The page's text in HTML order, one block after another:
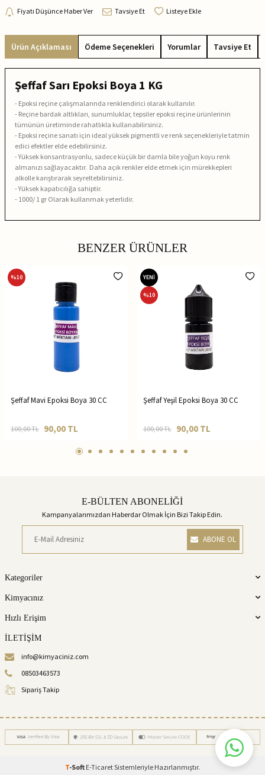
Fiyatı Düşünce Haber Ver Tavsiye Et Listeye Ekle
Ürün Açıklaması Ödeme Seçenekleri Yorumlar Tavsiye Et
Şeffaf Sarı Epoksi Boya 1 KG
- Epoksi reçine çalışmalarında renklendirici olarak kullanılır.
- Reçine bardak altlıkları, sunumluklar, tepsiler epoksi reçine ürünlerinin
tümünün üretiminde rahatlıkla kullanabilirsiniz.
- Epoksi reçine sanatı için ideal yüksek pigmentli ve renk seçenekleriyle tatmin
edici efektler elde edebilirsiniz.
- Yüksek konsantrasyonlu, sadece küçük bir damla bile yoğun koyu renk
almanızı sağlayacaktır. Daha açık renkler elde etmek için mürekkepleri
alkolle karıştırarak seyreltebilirsiniz.
- Yüksek kapatıcılığa sahiptir.
- 1000/ 1 gr Olarak kullanmak yeterlidir.
BENZER ÜRÜNLER
%10
Şeffaf Mavi Epoksi Boya 30 CC
100,00TL 90,00 TL
YENİ
%10
Şeffaf Yeşil Epoksi Boya 30 CC
100,00TL 90,00TL
E-BÜLTEN ABONELİĞİ
Kampanyalarımızdan Haberdar Olmak İçin Bizi Takip Edin.
ABONE OL
Kategoriler
Kimyacınız
Hızlı Erişim
İLETİŞİM
info@kimyaciniz.com
08503463573
Sipariş Takip
T-Soft E-TicaretSistemleriyle Hazırlanmıştır.